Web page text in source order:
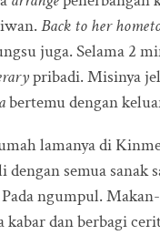
Back to her
juga. Selama 2
pribadi. Misinya
bertemu dengan
lamanya di
semua sanak
ngumpul.
kabar dan berbagi